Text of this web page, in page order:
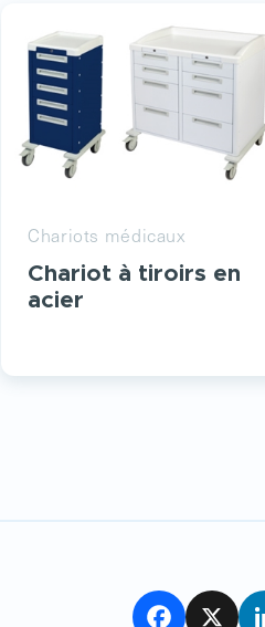
Chariots médicaux
Chariot à tiroirs en
acier